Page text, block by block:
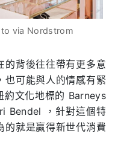
via Nordstrom
的背後往往帶有更多意
也可能與人的情感有緊
約文化地標的 Barneys
Bendel
，針對這個特
的就是贏得新世代消費